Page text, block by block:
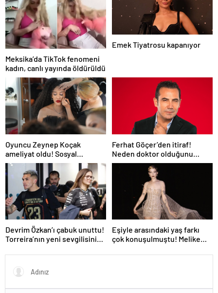
Meksika’da TikTok fenomeni
kadın, canlı yayında öldürüldü
Emek Tiyatrosu kapanıyor
Oyuncu Zeynep Koçak
ameliyat oldu! Sosyal
medyadan son durumunu
paylaştı
Ferhat Göçer’den itiraf!
Neden doktor olduğunu
açıkladı
Devrim Özkan’ı çabuk unuttu!
Torreira’nın yeni sevgilisinin
Eşiyle arasındaki yaş farkı
çok konuşulmuştu! Melike
haykırdı